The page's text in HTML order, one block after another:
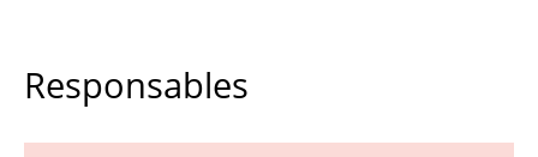
Responsables